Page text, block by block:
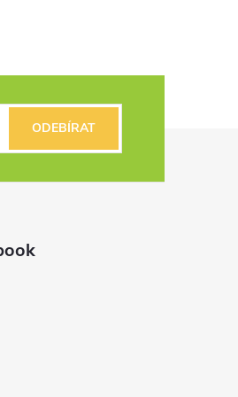
ODEBÍRAT